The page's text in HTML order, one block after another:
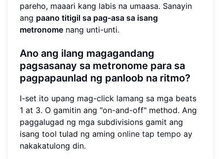
pareho, maaari kang labis na umaasa. Sanayin
ang paano titigil sa pag-asa sa isang
metronome nang unti-unti.
Ano ang ilang magagandang
pagsasanay sa metronome para sa
pagpapaunlad ng panloob na ritmo?
I-set ito upang mag-click lamang sa mga beats
1 at 3. O gamitin ang "on-and-off" method. Ang
paggalugad ng mga subdivisions gamit ang
isang tool tulad ng aming online tap tempo ay
nakakatulong din.